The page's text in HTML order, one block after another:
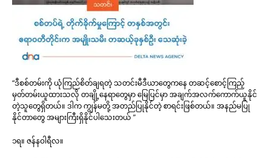
“ဒီစစ်တမ်းကို ယုံကြည်စိတ်ချရတဲ့ သတင်းမီဒီယာတွေကနေ တဆင့်စောင့်ကြည့်
မှတ်တမ်းယူထားသလို တချို့နေရာတွေမှာ မြေပြင်မှာ အချက်အလက်ကောက်ယူနိုင်
တဲ့သူတွေရှိတယ်။ ဒါက ကျွန်မတို့ အတည်ပြုနိုင်တဲ့ စာရင်းဖြစ်တယ်။ အနည်မပြု
နိုင်တာတွေ အများကြီးရှိနိုင်ပါသေးတယ် ”
၁ရ။ ဇန်နဝါရီလ။